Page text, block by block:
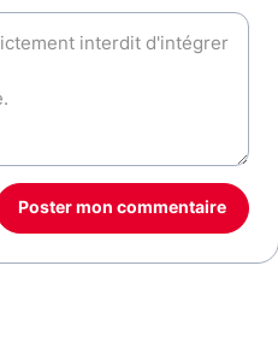
Poster mon commentaire